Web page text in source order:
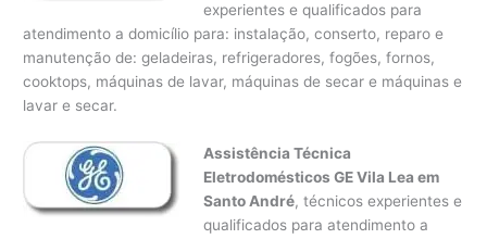
experientes e qualificados para
atendimento a domicílio para: instalação, conserto, reparo e
manutenção de: geladeiras, refrigeradores, fogões, fornos,
cooktops, máquinas de lavar, máquinas de secar e máquinas e
lavar e secar.
Assistência Técnica
Eletrodomésticos GE Vila Lea em
Santo André, técnicos experientes e
qualificados para atendimento a